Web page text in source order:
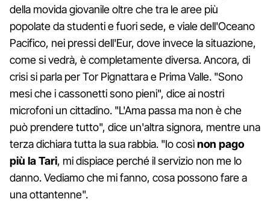
della movida giovanile oltre che tra le aree più
popolate da studenti e fuori sede, e viale dell'Oceano
Pacifico, nei pressi dell'Eur, dove invece la situazione,
come si vedrà, è completamente diversa. Ancora, di
crisi si parla per Tor Pignattara e Prima Valle. "Sono
mesi che i cassonetti sono pieni", dice ai nostri
microfoni un cittadino. "L'Ama passa ma non è che
può prendere tutto", dice un'altra signora, mentre una
terza dichiara tutta la sua rabbia. "Io cosìnon pago
più la Tari, mi dispiace perché il servizio non me lo
danno. Vediamo che mi fanno, cosa possono fare a
una ottantenne".